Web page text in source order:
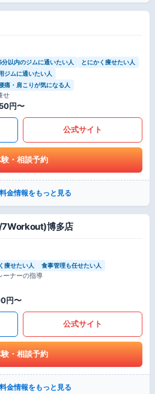
以内のジムに通いたい人
とにかく痩せたい人
ジムに通いたい人
痛・肩こりが気になる人
せ
円〜
公式サイト
・相談予約
金情報をもっと見る
博多店
痩せたい人 食事管理も任せたい人
ーナーの指導
円〜
公式サイト
・相談予約
金情報をもっと見る